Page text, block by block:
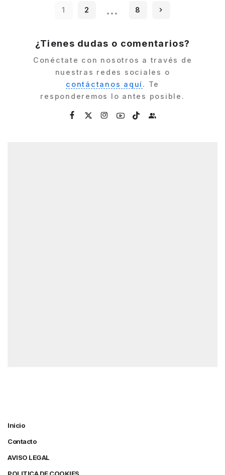
1 2 … 8
¿Tienes dudas o comentarios?
Conéctate con nosotros a través de
nuestras redes sociales o
contáctanos aquí. Te
responderemos lo antes posible.
Inicio
Contacto
AVISO LEGAL